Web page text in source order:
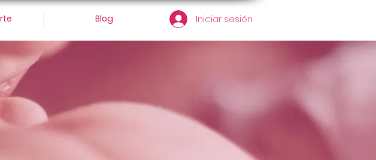
Iniciar sesión
Blog